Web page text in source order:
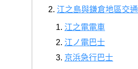
江之島與鎌倉地區交
江之電電車
江ノ電巴士
京浜急行巴士